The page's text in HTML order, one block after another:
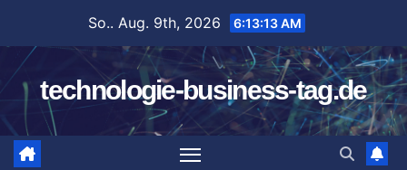
springen
So.. Aug. 9th, 2026 6:13:13 AM
technologie-business-tag.de